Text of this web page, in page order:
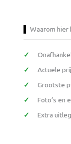
Waarom hier
Actuele
Grootste
Foto’s en
Extra